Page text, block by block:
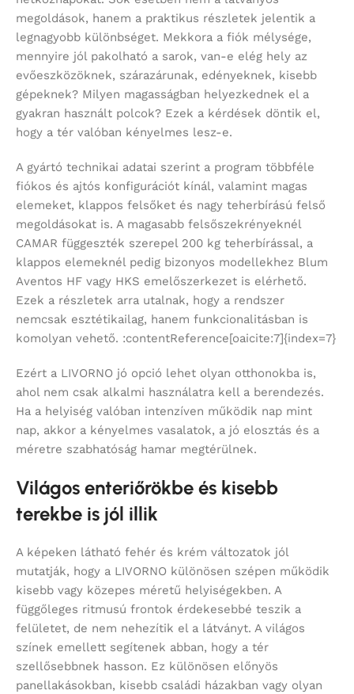
megoldások, hanem a praktikus részletek jelentik a
legnagyobb különbséget. Mekkora a fiók mélysége,
mennyire jól pakolható a sarok, van-e elég hely az
evőeszközöknek, szárazárunak, edényeknek, kisebb
gépeknek? Milyen magasságban helyezkednek el a
gyakran használt polcok? Ezek a kérdések döntik el,
hogy a tér valóban kényelmes lesz-e.
A gyártó technikai adatai szerint a program többféle
fiókos és ajtós konfigurációt kínál, valamint magas
elemeket, klappos felsőket és nagy teherbírású felső
megoldásokat is. A magasabb felsőszekrényeknél
CAMAR függeszték szerepel 200 kg teherbírással, a
klappos elemeknél pedig bizonyos modellekhez Blum
Aventos HF vagy HKS emelőszerkezet is elérhető.
Ezek a részletek arra utalnak, hogy a rendszer
nemcsak esztétikailag, hanem funkcionalitásban is
komolyan vehető. :contentReference[oaicite:7]{index=7}
Ezért a LIVORNO jó opció lehet olyan otthonokba is,
ahol nem csak alkalmi használatra kell a berendezés.
Ha a helyiség valóban intenzíven működik nap mint
nap, akkor a kényelmes vasalatok, a jó elosztás és a
méretre szabhatóság hamar megtérülnek.
Világos enteriőrökbe és kisebb
terekbe is jól illik
A képeken látható fehér és krém változatok jól
mutatják, hogy a LIVORNO különösen szépen működik
kisebb vagy közepes méretű helyiségekben. A
függőleges ritmusú frontok érdekesebbé teszik a
felületet, de nem nehezítik el a látványt. A világos
színek emellett segítenek abban, hogy a tér
szellősebbnek hasson. Ez különösen előnyös
panellakásokban, kisebb családi házakban vagy olyan